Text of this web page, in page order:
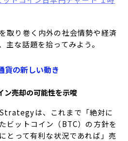
取り巻く内外の社会情勢や経済
主な話題を拾ってみよう。
貨の新しい動き
売却の可能性を示唆
は、これまで「絶対に
ビットコイン（BTC）の方針を
とって有利な状況であれば」売